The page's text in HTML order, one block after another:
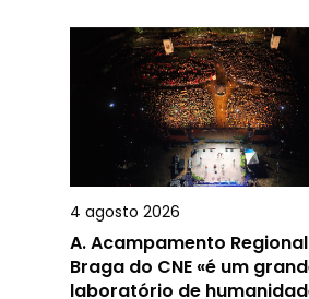
4 agosto 2026
A.Acampamento
Braga do CNE «é um
laboratório de